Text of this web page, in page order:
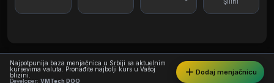
Najpotpunija baza menjačnica u Srbiji sa aktuelnim
kursevima valuta. Pronađite najbolji kurs u Vašoj
blizini.
Developer: VMTech DOO
Dodaj menjačnicu